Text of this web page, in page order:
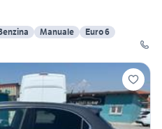
Manuale
Euro 6